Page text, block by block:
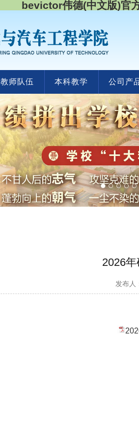
bevictor伟德(中文版)官
教师队伍 本科教学 公司产
2026
发布人